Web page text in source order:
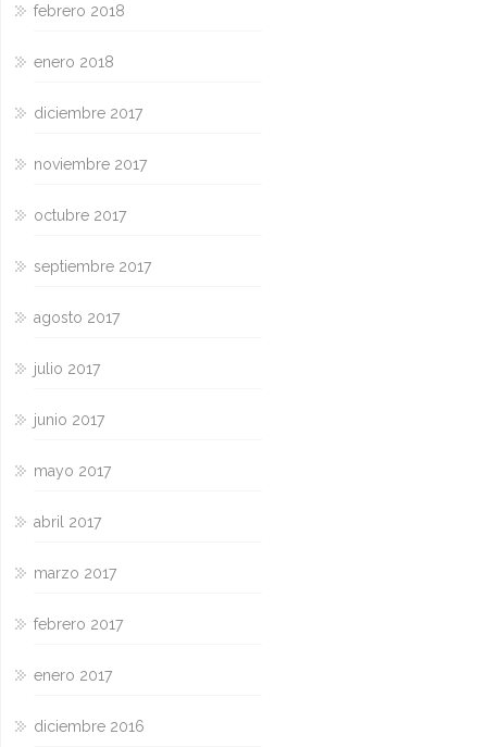
febrero 2018
enero 2018
diciembre 2017
noviembre 2017
octubre 2017
septiembre 2017
agosto 2017
julio 2017
junio 2017
mayo 2017
abril 2017
marzo 2017
febrero 2017
enero 2017
diciembre 2016